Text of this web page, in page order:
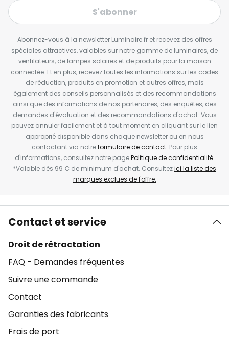
S'abonner
Abonnez-vous à la newsletter Luminaire.fr et recevez des offres
spéciales attractives, valables sur notre gamme de luminaires, de
ventilateurs, de lampes solaires et de produits pour la maison
connectée. Et en plus, recevez toutes les informations sur les codes
de réduction, produits en promotion et autres offres, mais
également des conseils personnalisés et des recommandations
ainsi que des informations de nos partenaires, des enquêtes, des
demandes d'évaluation et des recommandations d'achat. Vous
pouvez annuler facilement et à tout moment en cliquant sur le lien
approprié disponible dans chaque newsletter ou en nous
contactant via notreformulaire de contact. Pour plus
d'informations, consultez notre pagePolitique de confidentialité.
*Valable dès 99 € de minimum d'achat. Consultezici la liste des
marques exclues de l'offre.
Contact et service
Droit de rétractation
FAQ - Demandes fréquentes
Suivre une commande
Contact
Garanties des fabricants
Frais de port